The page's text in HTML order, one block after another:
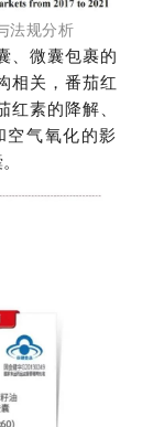
法规分析
、微囊包裹的
相关，番茄红
素的降解、
空气氧化的影